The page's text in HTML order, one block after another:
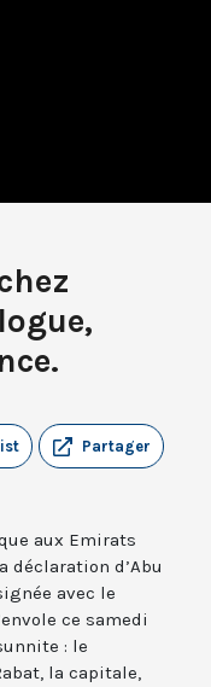
Partager
aux Emirats
déclaration d’Abu
avec le
ce samedi
: le
la capitale,